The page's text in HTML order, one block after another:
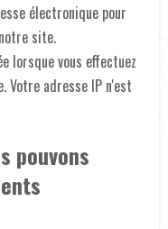
électronique pour
site.
lorsque vous effectuez
Votre adresse IP n'est
pouvons